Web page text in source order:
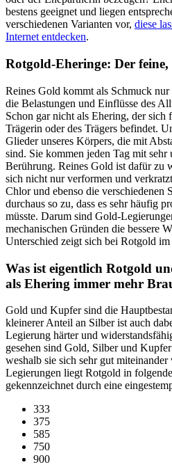
bestens geeignet und liegen
verschiedenen Varianten vor, diese
Internet entdecken.
Rotgold-Eheringe: Der feine,
Reines Gold kommt als Schmuck
die Belastungen und Einflüsse des
Schon gar nicht als Ehering, der sich
Trägerin oder des Trägers befindet.
Glieder unseres Körpers, die mit
sind. Sie kommen jeden Tag mit
Berührung. Reines Gold ist dafür zu
sich nicht nur verformen und
Chlor und ebenso die verschiedenen
durchaus so zu, dass es sehr häufig
müsste. Darum sind Gold-
mechanischen Gründen die bessere
Unterschied zeigt sich bei Rotgold
Was ist eigentlich Rotgold
als Ehering immer mehr
Gold und Kupfer sind die
kleinerer Anteil an Silber ist auch
Legierung härter und
gesehen sind Gold, Silber und
weshalb sie sich sehr gut
Legierungen liegt Rotgold in
gekennzeichnet durch eine
333
375
585
750
900